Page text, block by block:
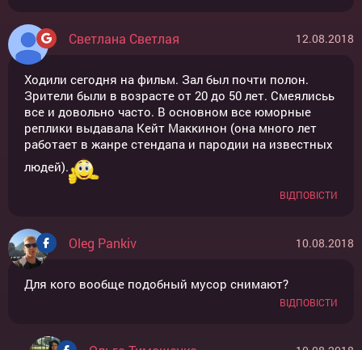
Светлана Cветлая 12.08.2018
Ходили сегодня на фильм. Зал был почти полон.
Зрители были в возрасте от 20 до 50 лет. Смеялисьь
все и довольно часто. В основном все юморные
реплики выдавала Кейт Маккинон (она много лет
работает в жанре стендапа и пародии на известных
людей).
ВІДПОВІСТИ
Oleg Pankiv 10.08.2018
Для кого вообще подобный мусор снимают?
ВІДПОВІСТИ